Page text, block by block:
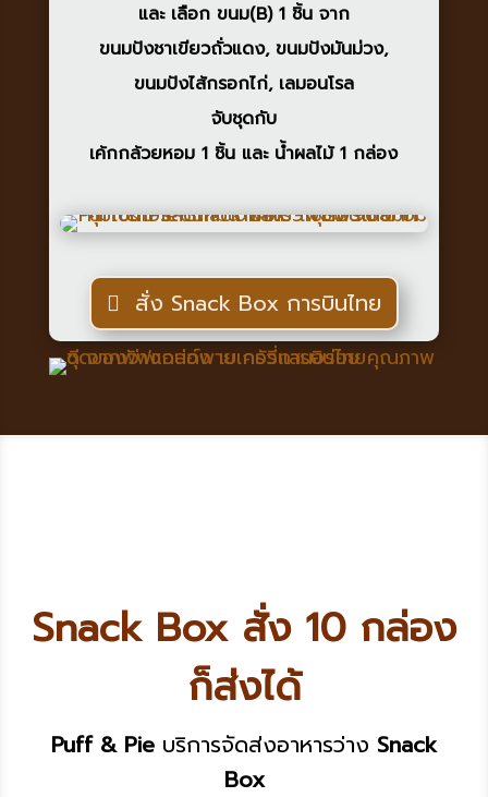
และ เลือกขนม(B) 1 ชิ้น จาก
ขนมปังชาเขียวถั่วแดง, ขนมปังมันม่วง,
ขนมปังไส้กรอกไก่, เลมอนโรล
จับชุดกับ
เค้กกล้วยหอม 1 ชิ้น และ น้ำผลไม้ 1 กล่อง
สั่ง Snack Box การบินไทย
Snack Box สั่ง 10 กล่อง
ก็ส่งได้
Puff & Pie บริการจัดส่งอาหารว่าง Snack
Box